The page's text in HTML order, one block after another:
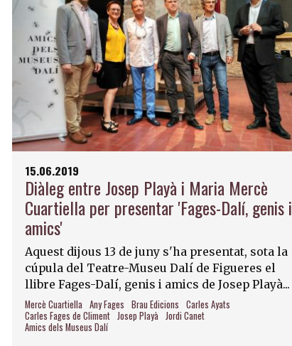
15.06.2019
Diàleg entre Josep Playà i Maria Mercè
Cuartiella per presentar 'Fages-Dalí, genis i
amics'
Aquest dijous 13 de juny s'ha presentat, sota la
cúpula del Teatre-Museu Dalí de Figueres el
llibre Fages-Dalí, genis i amics de Josep Playà...
Mercè Cuartiella Any Fages Brau Edicions Carles Ayats
Carles Fages de Climent Josep Playà Jordi Canet
Amics dels Museus Dalí